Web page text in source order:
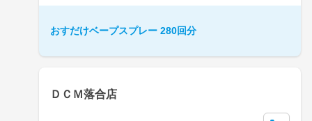
おすだけベープスプレー 280回分
ＤＣＭ落合店